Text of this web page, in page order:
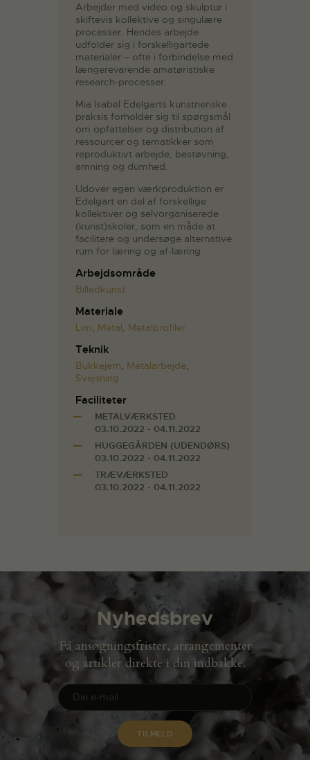
Arbejder med video og skulptur i
skiftevis kollektive og singulære
processer. Hendes arbejde
udfolder sig i forskelligartede
materialer – ofte i forbindelse med
længerevarende amatøristiske
research-processer.
Mia Isabel Edelgarts kunstneriske
praksis forholder sig til spørgsmål
om opfattelser og distribution af
ressourcer og tematikker som
reproduktivt arbejde, bestøvning,
amning og dumhed.
Udover egen værkproduktion er
Edelgart en del af forskellige
kollektiver og selvorganiserede
(kunst)skoler, som en måde at
facilitere og undersøge alternative
rum for læring og af-læring.
Arbejdsområde
Billedkunst
Materiale
Lim, Metal, Metalprofiler
Teknik
Bukkejern, Metalarbejde,
Svejsning
Faciliteter
METALVÆRKSTED
03.10.2022 - 04.11.2022
HUGGEGÅRDEN (UDENDØRS)
03.10.2022 - 04.11.2022
TRÆVÆRKSTED
03.10.2022 - 04.11.2022
Nyhedsbrev
Få ansøgningsfrister, arrangementer
og artikler direkte i din indbakke.